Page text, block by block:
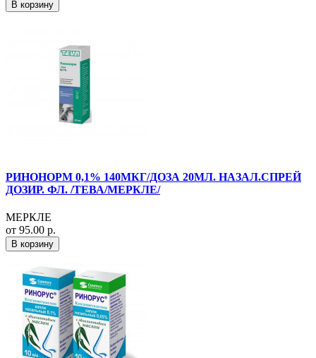
В корзину
РИНОНОРМ 0,1% 140МКГ/ДОЗА 20МЛ. НАЗАЛ.СПРЕЙ
ДОЗИР. ФЛ. /ТЕВА/МЕРКЛЕ/
МЕРКЛЕ
от 95.00 р.
В корзину